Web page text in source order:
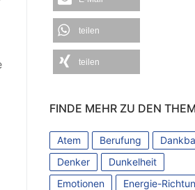
teilen
teilen
FINDE MEHR ZU DEN
Atem Berufung
Denker
Dunkelheit
Emotionen
Energie-